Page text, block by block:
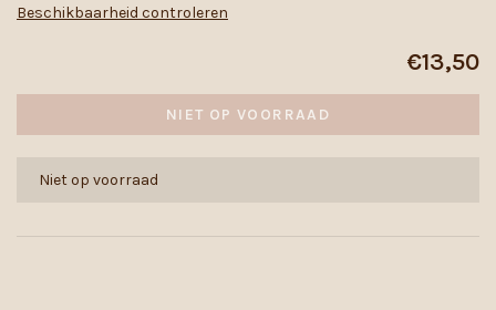
Beschikbaarheid controleren
€13,50
NIET OP VOORRAAD
Niet op voorraad